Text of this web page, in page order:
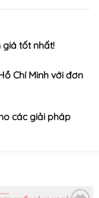
tốt nhất!
Chí Minh với đơn
các giải pháp